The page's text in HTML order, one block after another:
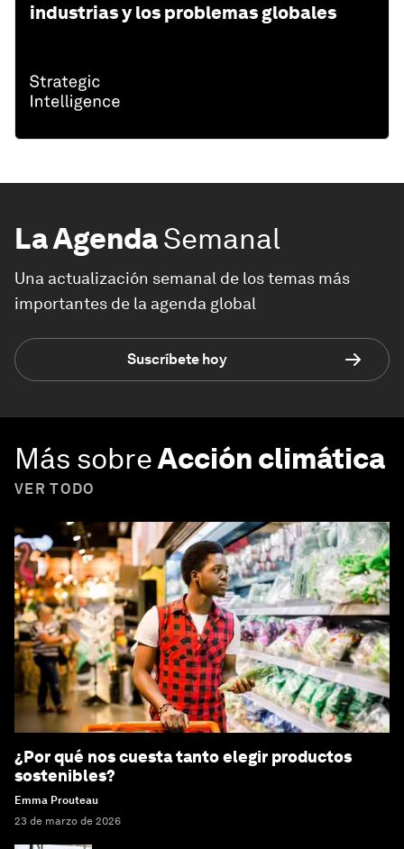
industrias y los problemas globales
La AgendaSemanal
Una actualización semanal de los temas más
importantes de la agenda global
Suscríbete hoy
Más sobreAcción climática
VER TODO
¿Por qué nos cuesta tanto elegir productos
sostenibles?
Emma Prouteau
23 de marzo de 2026